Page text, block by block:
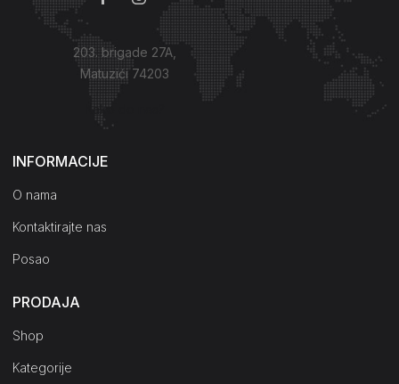
203. brigade 27A,
Matuzići 74203
Kako do nas?
INFORMACIJE
O nama
Kontaktirajte nas
Posao
PRODAJA
Shop
Kategorije